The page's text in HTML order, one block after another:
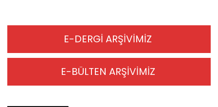
E-DERGİ ARŞİVİMİZ
E-BÜLTEN ARŞİVİMİZ